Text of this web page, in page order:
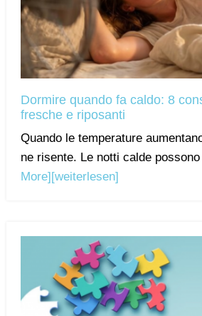
Dormire quando fa caldo: 8
fresche e riposanti
Quando le temperature
ne risente. Le notti calde
More] [weiterlesen]